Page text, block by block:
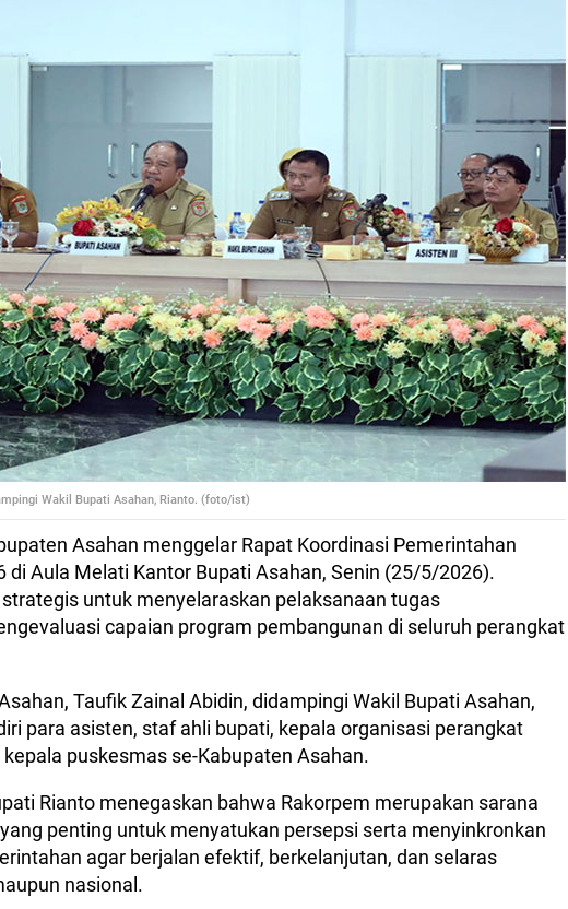
Wakil Bupati Asahan, Rianto. (foto/ist)
Asahan menggelar Rapat Koordinasi Pemerintahan
di Aula Melati Kantor Bupati Asahan, Senin (25/5/2026).
untuk menyelaraskan pelaksanaan tugas
capaian program pembangunan di seluruh perangkat
Taufik Zainal Abidin, didampingi Wakil Bupati Asahan,
para asisten, staf ahli bupati, kepala organisasi perangkat
puskesmas se-Kabupaten Asahan.
Rianto menegaskan bahwa Rakorpem merupakan sarana
penting untuk menyatukan persepsi serta menyinkronkan
agar berjalan efektif, berkelanjutan, dan selaras
nasional.